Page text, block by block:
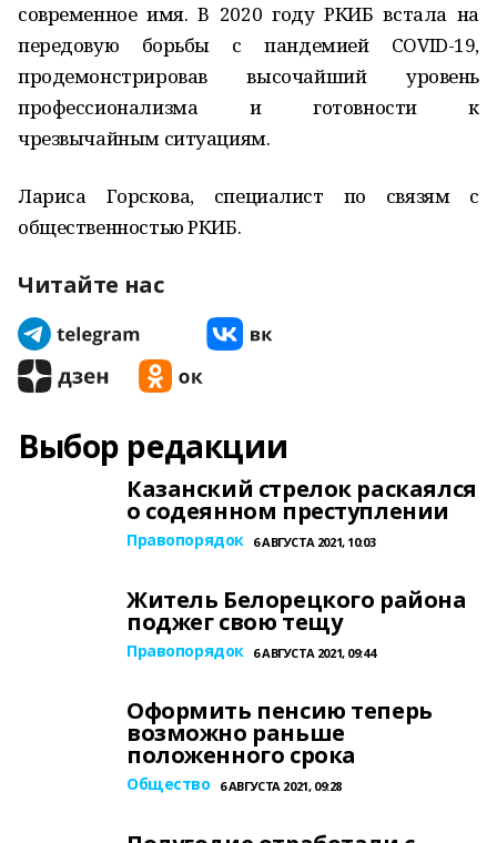
современное имя. В 2020 году РКИБ встала на
передовую борьбы с пандемией COVID-19,
продемонстрировав высочайший уровень
профессионализма и готовности к
чрезвычайным ситуациям.
Лариса Горскова, специалист по связям с
общественностью РКИБ.
Читайте нас
Выбор редакции
Казанский стрелок раскаялся
о содеянном преступлении
Правопорядок 6 АВГУСТА 2021, 10:03
Житель Белорецкого района
поджег свою тещу
Правопорядок 6 АВГУСТА 2021, 09:44
Оформить пенсию теперь
возможно раньше
положенного срока
Общество 6 АВГУСТА 2021, 09:28